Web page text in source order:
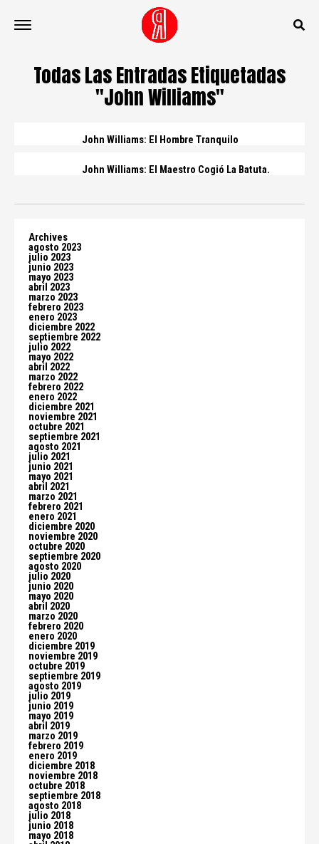
Todas Las Entradas Etiquetadas
"John Williams"
John Williams: El Hombre Tranquilo
John Williams: El Maestro Cogió La Batuta.
Archives
agosto 2023
julio 2023
junio 2023
mayo 2023
abril 2023
marzo 2023
febrero 2023
enero 2023
diciembre 2022
septiembre 2022
julio 2022
mayo 2022
abril 2022
marzo 2022
febrero 2022
enero 2022
diciembre 2021
noviembre 2021
octubre 2021
septiembre 2021
agosto 2021
julio 2021
junio 2021
mayo 2021
abril 2021
marzo 2021
febrero 2021
enero 2021
diciembre 2020
noviembre 2020
octubre 2020
septiembre 2020
agosto 2020
julio 2020
junio 2020
mayo 2020
abril 2020
marzo 2020
febrero 2020
enero 2020
diciembre 2019
noviembre 2019
octubre 2019
septiembre 2019
agosto 2019
julio 2019
junio 2019
mayo 2019
abril 2019
marzo 2019
febrero 2019
enero 2019
diciembre 2018
noviembre 2018
octubre 2018
septiembre 2018
agosto 2018
julio 2018
junio 2018
mayo 2018